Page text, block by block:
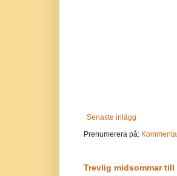
Senaste inlägg
Prenumerera på:
Trevlig midsommar till